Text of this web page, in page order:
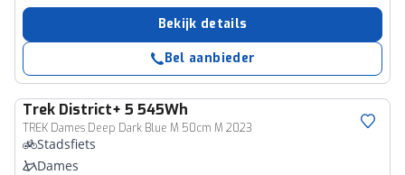
Bekijk details
Bel aanbieder
Trek District+ 5 545Wh
TREK Dames Deep Dark Blue M 50cm M 2023
Stadsfiets
Dames